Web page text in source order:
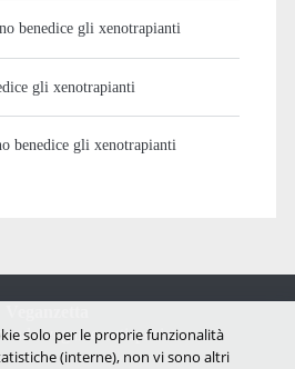
benedice gli xenotrapianti
gli xenotrapianti
benedice gli xenotrapianti
vegan e antispecista
solo per le proprie funzionalità
(interne), non vi sono altri